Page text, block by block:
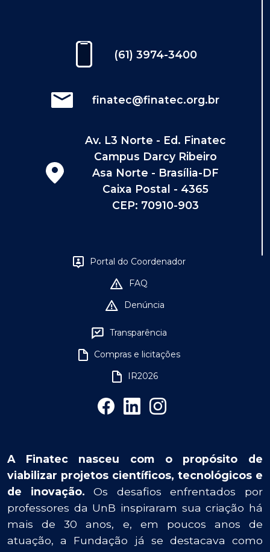
(61) 3974-3400
finatec@finatec.org.br
Av. L3 Norte - Ed. Finatec
Campus Darcy Ribeiro
Asa Norte - Brasília-DF
Caixa Postal - 4365
CEP: 70910-903
Portal do Coordenador
FAQ
Denúncia
Transparência
Compras e licitações
IR2026
A Finatec nasceu com o propósito de
viabilizar projetos científicos, tecnológicos e
de inovação. Os desafios enfrentados por
professores da UnB inspiraram sua criação há
mais de 30 anos, e, em poucos anos de
atuação, a Fundação já se destacava como